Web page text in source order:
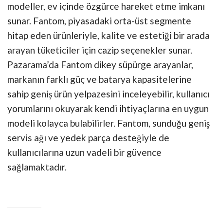
modeller, ev içinde özgürce hareket etme imkanı
sunar. Fantom, piyasadaki orta-üst segmente
hitap eden ürünleriyle, kalite ve estetiği bir arada
arayan tüketiciler için cazip seçenekler sunar.
Pazarama’da Fantom dikey süpürge arayanlar,
markanın farklı güç ve batarya kapasitelerine
sahip geniş ürün yelpazesini inceleyebilir, kullanıcı
yorumlarını okuyarak kendi ihtiyaçlarına en uygun
modeli kolayca bulabilirler. Fantom, sunduğu geniş
servis ağı ve yedek parça desteğiyle de
kullanıcılarına uzun vadeli bir güvence
sağlamaktadır.